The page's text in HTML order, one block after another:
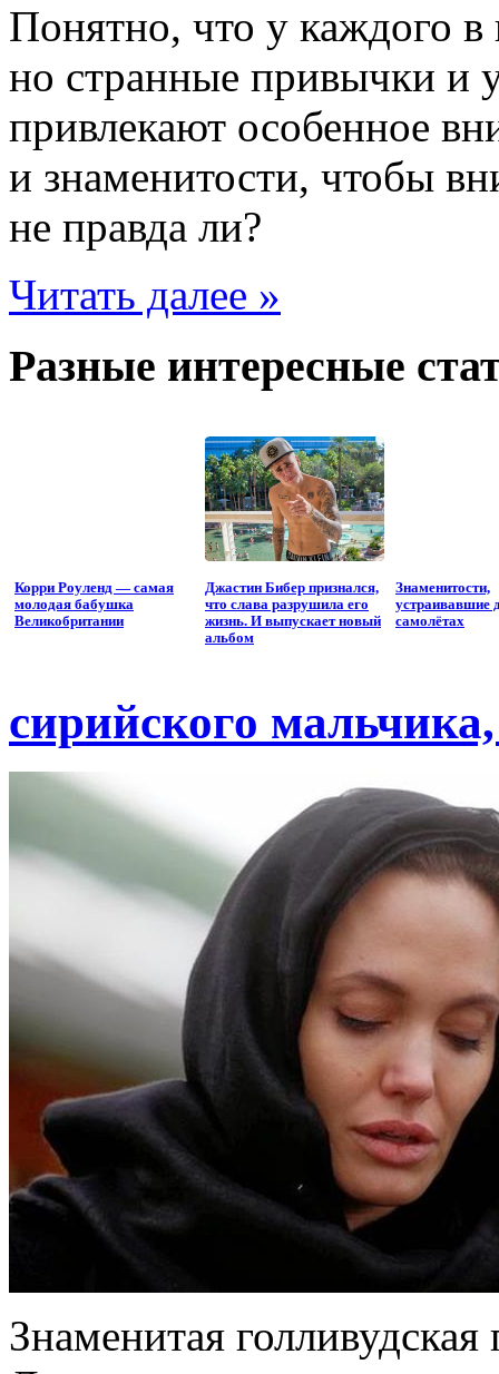
Понятно, что у каждого в
но странные привычки и
привлекают особенное
и знаменитости, чтобы
не правда ли?
Читать далее »
Разные интересные
Корри Роуленд — самая
молодая бабушка
Великобритании
Джастин Бибер признался,
что слава разрушила его
жизнь. И выпускает новый
альбом
Знаменитости,
устраивавшие
самолётах
сирийского
Знаменитая